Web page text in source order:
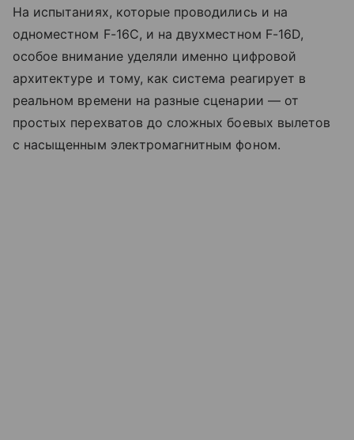
На испытаниях, которые проводились и на
одноместном F-16C, и на двухместном F-16D,
особое внимание уделяли именно цифровой
архитектуре и тому, как система реагирует в
реальном времени на разные сценарии — от
простых перехватов до сложных боевых вылетов
с насыщенным электромагнитным фоном.